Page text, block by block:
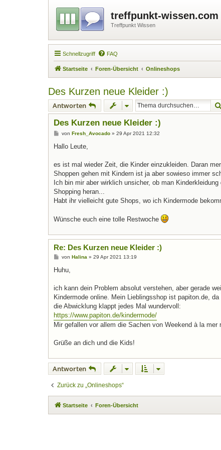
treffpunkt-wissen.com
Treffpunkt Wissen
Schnellzugriff FAQ
Startseite Foren-Übersicht Onlineshops
Des Kurzen neue Kleider :)
Antworten
Des Kurzen neue Kleider :)
B
i
a
von Fresh_Avocado» 29 Apr 2021 12:32
Hallo Leute,
es ist mal wieder Zeit, die Kinder einzukleiden. Daran
Shoppen gehen mit Kindern ist ja aber sowieso immer
Ich bin mir aber wirklich unsicher, ob man
Shopping heran...
Habt ihr vielleicht gute Shops, wo ich Kindermode
Wünsche euch eine tolle Restwoche
Re: Des Kurzen neue Kleider :)
B
a
von Halina » 29 Apr 2021 13:19
Huhu,
ich kann dein Problem absolut verstehen, aber gerade
Kindermode online. Mein Lieblingsshop ist papiton.de,
die Abwicklung klappt jedes Mal wundervoll:
https://www.papiton.de/kindermode/
Mir gefallen vor allem die Sachen von Weekend à la
Grüße an dich und die Kids!
Antworten
Zurück zu „Onlineshops“
Startseite Foren-Übersicht